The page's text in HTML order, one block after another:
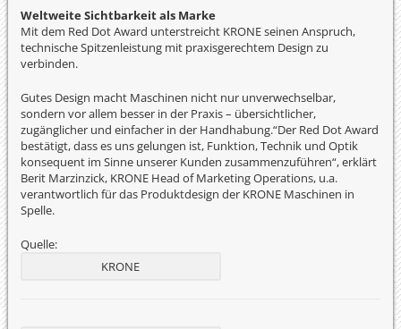
Weltweite Sichtbarkeit als Marke
Mit dem Red Dot Award unterstreicht KRONE seinen Anspruch,
technische Spitzenleistung mit praxisgerechtem Design zu
verbinden.
Gutes Design macht Maschinen nicht nur unverwechselbar,
sondern vor allem besser in der Praxis – übersichtlicher,
zugänglicher und einfacher in der Handhabung.“Der Red Dot Award
bestätigt, dass es uns gelungen ist, Funktion, Technik und Optik
konsequent im Sinne unserer Kunden zusammenzuführen“, erklärt
Berit Marzinzick, KRONE Head of Marketing Operations, u.a.
verantwortlich für das Produktdesign der KRONE Maschinen in
Spelle.
Quelle:
KRONE